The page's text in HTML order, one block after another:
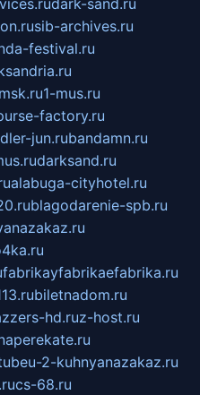
sib-archives.ru
festival.ru
1-mus.ru
factory.ru
jun.rubandamn.ru
darksand.ru
alabuga-cityhotel.ru
blagodarenie-spb.ru
fabrikayfabrikaefabrika.ru
biletnadom.ru
hd.ruz-host.ru
2-kuhnyanazakaz.ru
cs-68.ru